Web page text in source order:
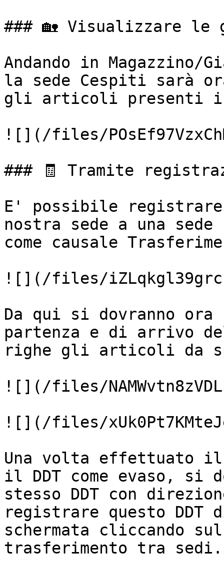
### 🏡 Visualizzare le
Andando in Magazzino/
la sede Cespiti sarà
gli articoli presenti in
![](/files/
### 🧾 Tramite
E' possibile
nostra sede a una
come causale
![](/files/
Da qui si dovranno
partenza e di arrivo
righe gli articoli da
![](/files/
![](/files/
Una volta effettuato il
il DDT come evaso, si
stesso DDT con
registrare questo DDT
schermata cliccando
trasferimento tra sedi.